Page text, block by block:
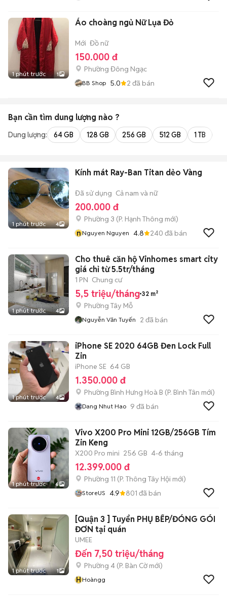
1 phút trước 1
Áo choàng ngủ Nữ Lụa Đỏ
Mới Đồ nữ
150.000 đ
Phường Đông Ngạc
BB Shop 5.0 2 đã bán
Bạn cần tìm dung lượng nào ?
Dung lượng: 64 GB 128 GB 256 GB 512 GB 1 TB
1 phút trước 4
Kính mát Ray-Ban Titan dẻo Vàng
Đã sử dụng Cả nam và nữ
200.000 đ
Phường 3 (P. Hạnh Thông mới)
nNguyen Nguyen 4.8 240 đã bán
1 phút trước 4
Cho thuê căn hộ Vinhomes smart city
giá chỉ từ 5.5tr/tháng
1 PN Chung cư
5,5 triệu/tháng 32 m²
Phường Tây Mỗ
Nguyễn Văn Tuyến 2 đã bán
1 phút trước 4
iPhone SE 2020 64GB Đen Lock Full
Zin
iPhone SE 64 GB
1.350.000 đ
Phường Bình Hưng Hoà B (P. Bình Tân mới)
Dang Nhut Hao 9 đã bán
1 phút trước 6
Vivo X200 Pro Mini 12GB/256GB Tím
Zin Keng
X200 Pro mini 256 GB 4-6 tháng
12.399.000 đ
Phường 11 (P. Thông Tây Hội mới)
StoreUS 4.9 801 đã bán
1 phút trước 1
[Quận 3 ] Tuyển PHỤ BẾP/ĐÓNG GÓI
ĐƠN tại quán
UMEE
Đến 7,50 triệu/tháng
Phường 4 (P. Bàn Cờmới)
HHoàngg